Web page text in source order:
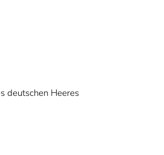
deutschen Heeres